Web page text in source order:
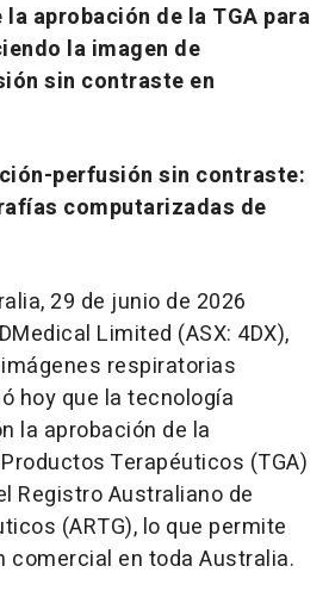
aprobación de la TGA para
la imagen de
sin contraste en
perfusión sin contraste:
computarizadas de
, 29 de junio de 2026
Limited (ASX: 4DX),
respiratorias
hoy que la tecnología
la aprobación de la
Terapéuticos (TGA)
Registro Australiano de
(ARTG), lo que permite
comercial en toda Australia.